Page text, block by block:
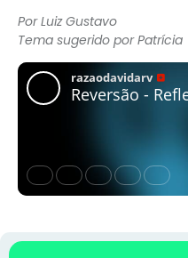
Por Luiz Gustavo
Tema sugerido por Patrícia